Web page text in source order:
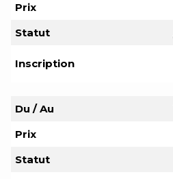
Prix
Statut
Inscription
Du / Au
Prix
Statut